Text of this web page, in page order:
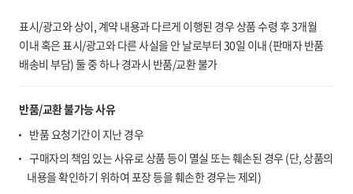
표시/광고와 상이, 계약 내용과 다르게 이행된 경우 상품 수령 후 3개월
이내 혹은 표시/광고와 다른 사실을 안 날로부터 30일 이내 (판매자 반품
배송비 부담) 둘 중 하나 경과시 반품/교환 불가
반품/교환 불가능 사유
반품 요청기간이 지난 경우
구매자의 책임 있는 사유로 상품 등이 멸실 또는 훼손된 경우 (단, 상품의
내용을 확인하기 위하여 포장 등을 훼손한 경우는 제외)